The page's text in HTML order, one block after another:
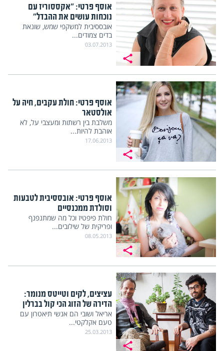
אוסף פרטי: "אקססוריז עם
נוכחות עושים את ההבדל"
אובססיבית למשקפי שמש, שונאת
בדים צמודים...
03.07.2013
אוסף פרטי: חולת עקבים, חיה על
אולסטאר
משלבת בין רשתות ומעצבי על, לא
אוהבת להיות...
17.06.2013
אוסף פרטי: אובססיבית לטבעות
וסולדת ממכנסיים
חולת פיפטיז וכל מה שמתנפנף
ופריקית של שילובים...
08.05.2013
עציצים, לקים וטייטס מנומר:
הדירה של הזוג הכי קול בברלין
אריאל ושובי הם אנשי תיאטרון עם
טעם אקלקטי...
25.03.2013